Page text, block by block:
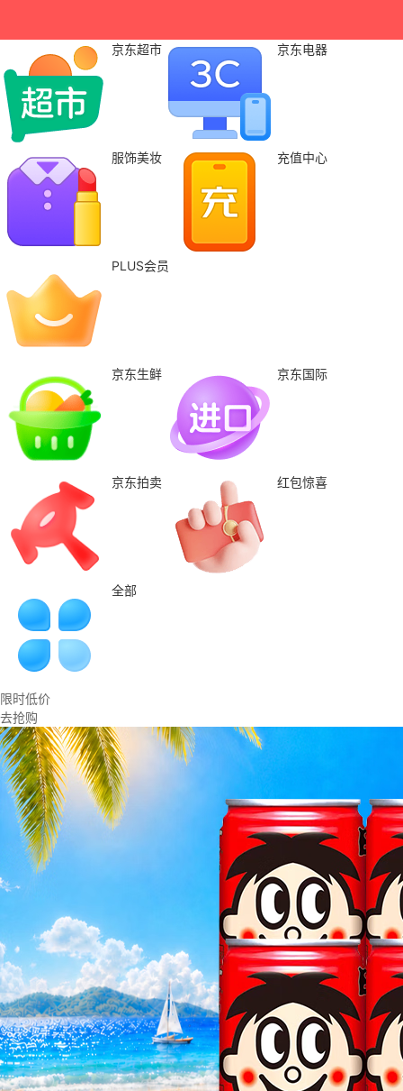
京东超市 京东电器
服饰美妆 充值中心
PLUS会员
京东生鲜 京东国际
京东拍卖 红包惊喜
全部
限时低价
去抢购